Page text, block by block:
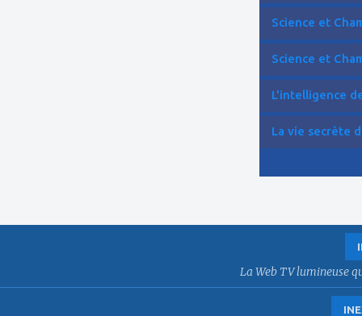
Science et
Science et
L'intelligence
La vie secrète
La Web TV lumineuse